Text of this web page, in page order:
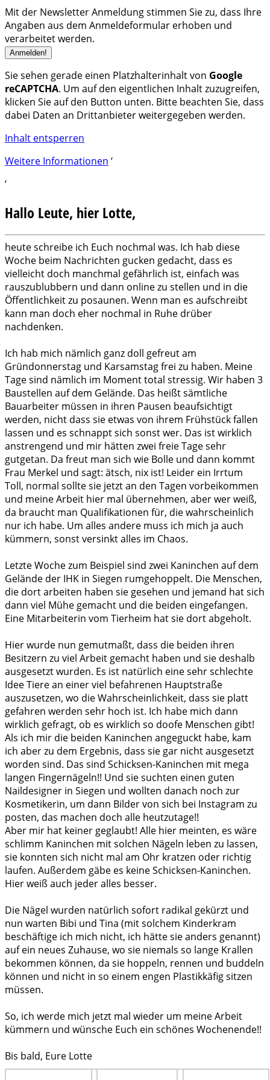
Mit der Newsletter Anmeldung stimmen Sie zu, dass Ihre
Angaben aus dem Anmeldeformular erhoben und
verarbeitet werden.
Sie sehen gerade einen Platzhalterinhalt von Google
reCAPTCHA. Um auf den eigentlichen Inhalt zuzugreifen,
klicken Sie auf den Button unten. Bitte beachten Sie, dass
dabei Daten an Drittanbieter weitergegeben werden.
Inhalt entsperren
Weitere Informationen ‘
‘
Hallo Leute, hier Lotte,
heute schreibe ich Euch nochmal was. Ich hab diese
Woche beim Nachrichten gucken gedacht, dass es
vielleicht doch manchmal gefährlich ist, einfach was
rauszublubbern und dann online zu stellen und in die
Öffentlichkeit zu posaunen. Wenn man es aufschreibt
kann man doch eher nochmal in Ruhe drüber
nachdenken.
Ich hab mich nämlich ganz doll gefreut am
Gründonnerstag und Karsamstag frei zu haben. Meine
Tage sind nämlich im Moment total stressig. Wir haben 3
Baustellen auf dem Gelände. Das heißt sämtliche
Bauarbeiter müssen in ihren Pausen beaufsichtigt
werden, nicht dass sie etwas von ihrem Frühstück fallen
lassen und es schnappt sich sonst wer. Das ist wirklich
anstrengend und mir hätten zwei freie Tage sehr
gutgetan. Da freut man sich wie Bolle und dann kommt
Frau Merkel und sagt: ätsch, nix ist! Leider ein Irrtum
Toll, normal sollte sie jetzt an den Tagen vorbeikommen
und meine Arbeit hier mal übernehmen, aber wer weiß,
da braucht man Qualifikationen für, die wahrscheinlich
nur ich habe. Um alles andere muss ich mich ja auch
kümmern, sonst versinkt alles im Chaos.
Letzte Woche zum Beispiel sind zwei Kaninchen auf dem
Gelände der IHK in Siegen rumgehoppelt. Die Menschen,
die dort arbeiten haben sie gesehen und jemand hat sich
dann viel Mühe gemacht und die beiden eingefangen.
Eine Mitarbeiterin vom Tierheim hat sie dort abgeholt.
Hier wurde nun gemutmaßt, dass die beiden ihren
Besitzern zu viel Arbeit gemacht haben und sie deshalb
ausgesetzt wurden. Es ist natürlich eine sehr schlechte
Idee Tiere an einer viel befahrenen Hauptstraße
auszusetzen, wo die Wahrscheinlichkeit, dass sie platt
gefahren werden sehr hoch ist. Ich habe mich dann
wirklich gefragt, ob es wirklich so doofe Menschen gibt!
Als ich mir die beiden Kaninchen angeguckt habe, kam
ich aber zu dem Ergebnis, dass sie gar nicht ausgesetzt
worden sind. Das sind Schicksen-Kaninchen mit mega
langen Fingernägeln!! Und sie suchten einen guten
Naildesigner in Siegen und wollten danach noch zur
Kosmetikerin, um dann Bilder von sich bei Instagram zu
posten, das machen doch alle heutzutage!!
Aber mir hat keiner geglaubt! Alle hier meinten, es wäre
schlimm Kaninchen mit solchen Nägeln leben zu lassen,
sie konnten sich nicht mal am Ohr kratzen oder richtig
laufen. Außerdem gäbe es keine Schicksen-Kaninchen.
Hier weiß auch jeder alles besser.
Die Nägel wurden natürlich sofort radikal gekürzt und
nun warten Bibi und Tina (mit solchem Kinderkram
beschäftige ich mich nicht, ich hätte sie anders genannt)
auf ein neues Zuhause, wo sie niemals so lange Krallen
bekommen können, da sie hoppeln, rennen und buddeln
können und nicht in so einem engen Plastikkäfig sitzen
müssen.
So, ich werde mich jetzt mal wieder um meine Arbeit
kümmern und wünsche Euch ein schönes Wochenende!!
Bis bald, Eure Lotte